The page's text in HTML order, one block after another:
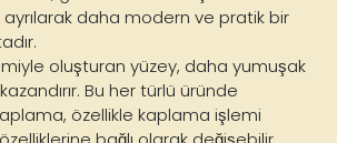
daha modern ve pratik bir
oluşturan yüzey, daha yumuşak
Bu her türlü üründe
özellikle kaplama işlemi